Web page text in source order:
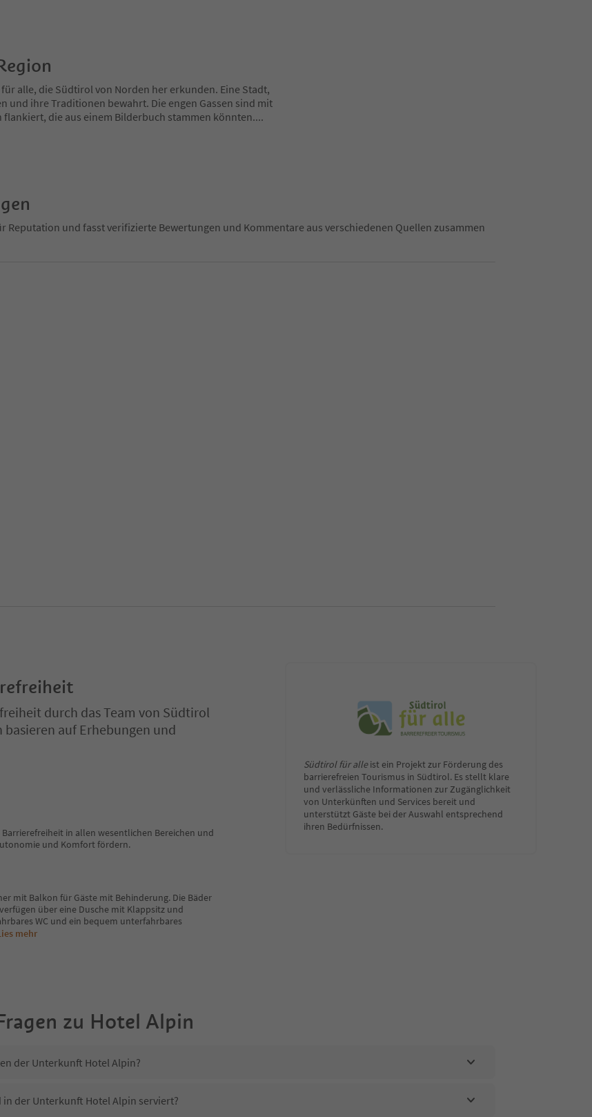
alle, die Südtirol von Norden her erkunden. Eine Stadt,
und ihre Traditionen bewahrt. Die engen Gassen sind mit
die aus einem Bilderbuch stammen könnten....
Reputation und fasst verifizierte Bewertungen und Kommentare aus verschiedenen Quellen zusammen
durch das Team von Südtirol
auf Erhebungen und
in allen wesentlichen Bereichen und
und Komfort fördern.
mit Balkon für Gäste mit Behinderung. Die Bäder
über eine Dusche mit Klappsitz und
WC und ein bequem unterfahrbares
mehr
Südtirol für alleist ein Projekt zur Förderung des
barrierefreien Tourismus in Südtirol. Es stellt klare
und verlässliche Informationen zur Zugänglichkeit
von Unterkünften und Services bereit und
unterstützt Gäste bei der Auswahl entsprechend
ihren Bedürfnissen.
zu Hotel Alpin
der Unterkunft Hotel Alpin?
der Unterkunft Hotel Alpin serviert?